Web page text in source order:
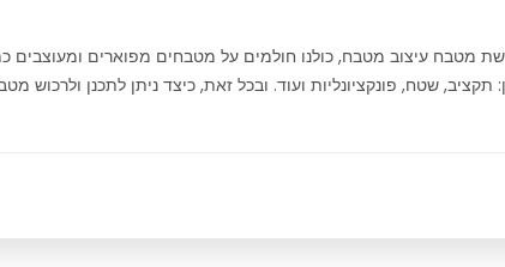
מטבח עיצוב מטבח, כולנו חולמים על מטבחים מפוארים ומעוצבים
תקציב, שטח, פונקציונליות ועוד. ובכל זאת, כיצד ניתן לתכנן